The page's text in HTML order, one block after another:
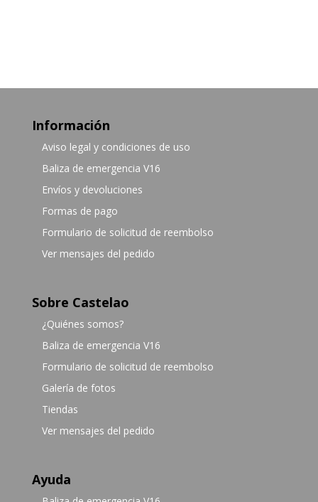
Información
Aviso legal y condiciones de uso
Baliza de emergencia V16
Envíos y devoluciones
Formas de pago
Formulario de solicitud de reembolso
Ver mensajes del pedido
Sobre Castelao
¿Quiénes somos?
Baliza de emergencia V16
Formulario de solicitud de reembolso
Galería de fotos
Tiendas
Ver mensajes del pedido
Ayuda